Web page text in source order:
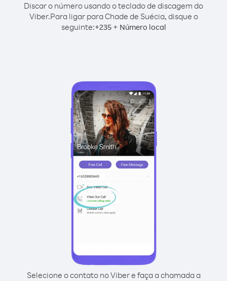
Discar o número usando o teclado de discagem do
Viber.Para ligar para Chade de Suécia, disque o
seguinte:+235+ Número local
Selecione o contato no Viber e faça a chamada a